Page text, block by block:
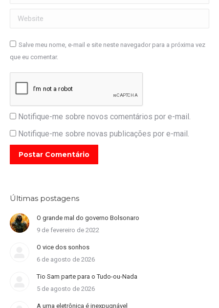
Website
Salve meu nome, e-mail e site neste navegador para a próxima vez
que eu comentar.
Notifique-me sobre novos comentários por e-mail.
Notifique-me sobre novas publicações por e-mail.
Postar Comentário
Últimas postagens
O grande mal do governo Bolsonaro
9 de fevereiro de 2022
O vice dos sonhos
6 de agosto de 2026
Tio Sam parte para o Tudo-ou-Nada
5 de agosto de 2026
A urna eletrônica é inexpugnável